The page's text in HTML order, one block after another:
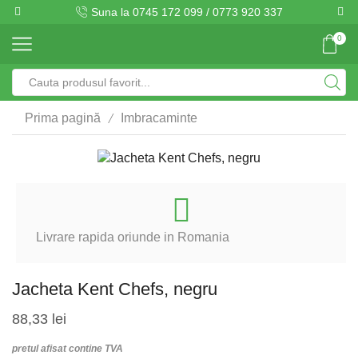
Suna la 0745 172 099 / 0773 920 337
0
Prima pagină / Imbracaminte
Livrare rapida oriunde in Romania
Jacheta Kent Chefs, negru
88,33 lei
pretul afisat contine TVA